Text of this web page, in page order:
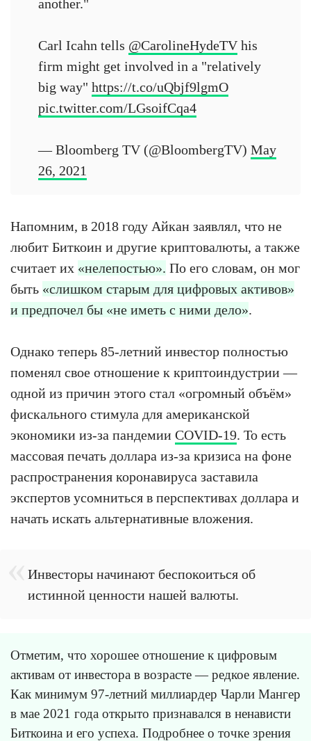
another."
Carl Icahn tells @CarolineHydeTVhis
firm might get involved in a "relatively
big way" https://t.co/uQbjf9lgmO
pic.twitter.com/LGsoifCqa4
— Bloomberg TV (@BloombergTV) May
26, 2021
Напомним, в 2018 году Айкан заявлял, что не
любит Биткоин и другие криптовалюты, а также
считает их «нелепостью». По его словам, он мог
быть «слишком старым для цифровых активов»
и предпочел бы «не иметь с ними дело».
Однако теперь 85-летний инвестор полностью
поменял свое отношение к криптоиндустрии —
одной из причин этого стал «огромный объём»
фискального стимула для американской
экономики из-за пандемии COVID-19. То есть
массовая печать доллара из-за кризиса на фоне
распространения коронавируса заставила
экспертов усомниться в перспективах доллара и
начать искать альтернативные вложения.
Инвесторы начинают беспокоиться об
истинной ценности нашей валюты.
Отметим, что хорошее отношение к цифровым
активам от инвестора в возрасте — редкое явление.
Как минимум 97-летний миллиардер Чарли Мангер
в мае 2021 года открыто признавался в ненависти
Биткоина и его успеха. Подробнее о точке зрения